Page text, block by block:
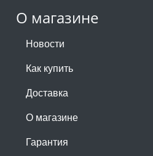
О магазине
Новости
Как купить
Доставка
О магазине
Гарантия